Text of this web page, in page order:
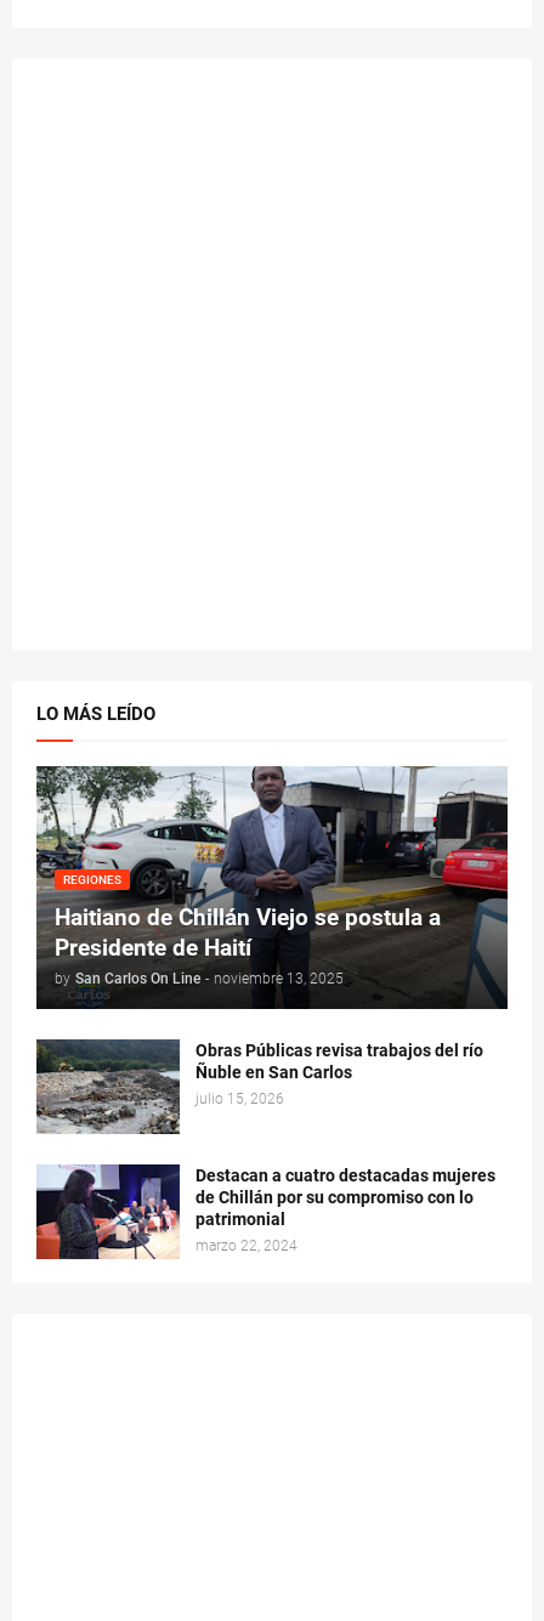
LO MÁS LEÍDO
REGIONES
Haitiano de Chillán Viejo se postula a
Presidente de Haití
by San Carlos On Line - noviembre 13, 2025
Obras Públicas revisa trabajos del río
Ñuble en San Carlos
julio 15, 2026
Destacan a cuatro destacadas mujeres
de Chillán por su compromiso con lo
patrimonial
marzo 22, 2024